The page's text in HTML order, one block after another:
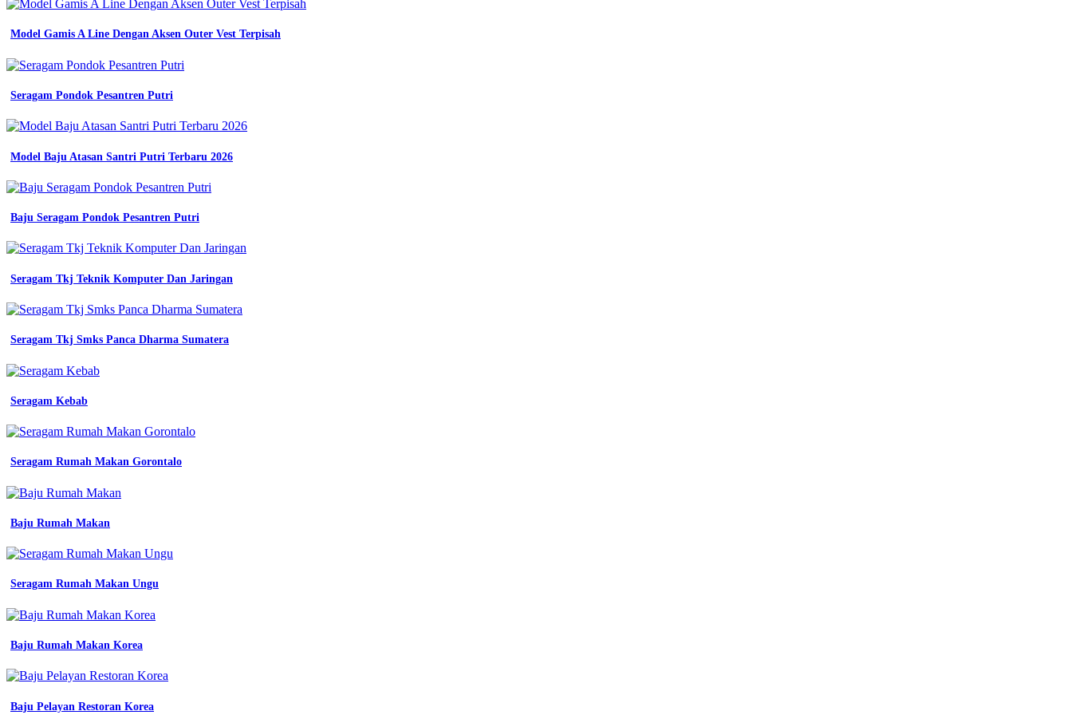
contoh
surat
pengajuan
seragam
kerja
koleksi
detail
surat
seragam
koleksi
25
contoh
surat
permohonan
baju
seragam
koleksi
surat
seragam
pdf
contoh
pengajuan
seragam
kerja
koleksi
nomer
Pdh
permohonan
karyawan
pdf
surat
Model Gamis A Line Dengan Aksen Outer Vest Terpisah
Seragam Pondok Pesantren Putri
Model Baju Atasan Santri Putri Terbaru 2026
Baju Seragam Pondok Pesantren Putri
Seragam Tkj Teknik Komputer Dan Jaringan
Seragam Tkj Smks Panca Dharma Sumatera
Seragam Kebab
Seragam Rumah Makan Gorontalo
Baju Rumah Makan
Seragam Rumah Makan Ungu
Baju Rumah Makan Korea
Baju Pelayan Restoran Korea